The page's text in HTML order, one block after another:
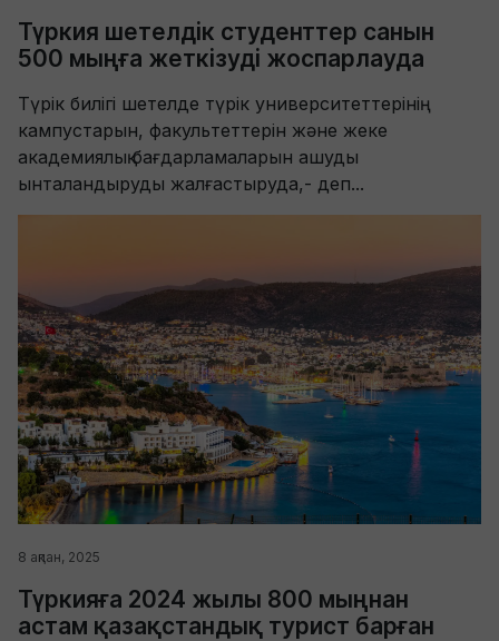
Түркия шетелдік студенттер санын
500 мыңға жеткізуді жоспарлауда
Түрік билігі шетелде түрік университеттерінің
кампустарын, факультеттерін және жеке
академиялық бағдарламаларын ашуды
ынталандыруды жалғастыруда,- деп...
8 ақпан, 2025
Түркияға 2024 жылы 800 мыңнан
астам қазақстандық турист барған